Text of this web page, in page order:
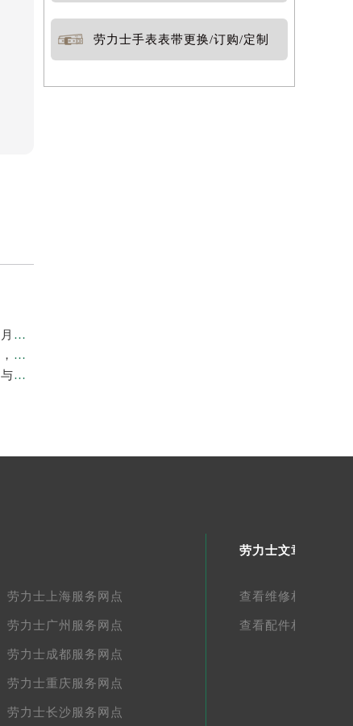
官方核验｜2026年劳力士长春专柜客户服务热线公告，7月最新整理
劳力士临沂官方专柜客户服务指南2026｜7月热线最新版，攻略建议收藏
重磅信息！2026年7月劳力士邯郸官方专柜客服服务热线与专柜详情统一公告
劳力士手表表带更换/订购/定制
劳力士上海服务网点
劳力士广州服务网点
劳力士成都服务网点
劳力士重庆服务网点
劳力士长沙服务网点
劳力士文章库
查看维修相关文章
查看配件相关文章